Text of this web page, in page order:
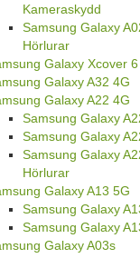
Kameraskydd
Samsung Galaxy
Hörlurar
Galaxy Xcover
Galaxy A32 4G
Galaxy A22 4G
Samsung Galaxy
Samsung Galaxy
Samsung Galaxy
Hörlurar
Galaxy A13 5G
Samsung Galaxy
Samsung Galaxy
Galaxy A03s